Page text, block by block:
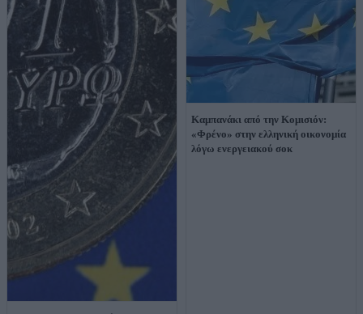
Καμπανάκι από την Κομισιόν:
«Φρένο» στην ελληνική οικονομία
λόγω ενεργειακού σοκ